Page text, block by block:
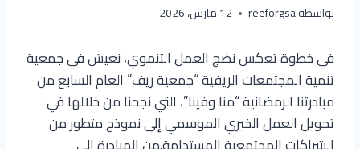
بواسطةreeforgsa 12 مارس، 2026
في خطوة تعكس نضج العمل التنموي، نعيش في جمعية
تنمية المجتمعات الريفية “جمعية ريف” العام السابع من
مبادرتنا الرمضانية “منا وفينا”، التي نجحنا من خلالها في
تحويل العمل الخيري الموسمي إلى نموذج متطور من